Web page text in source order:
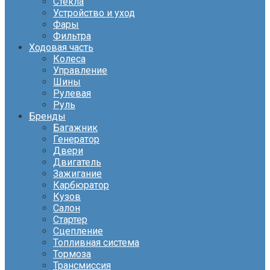
Устройство и уход
Фары
Фильтра
Ходовая часть
Колеса
Управление
Шины
Рулевая
Руль
Бренды
Багажник
Генератор
Двери
Двигатель
Зажигание
Карбюратор
Кузов
Салон
Стартер
Сцепление
Топливная система
Тормоза
Трансмиссия